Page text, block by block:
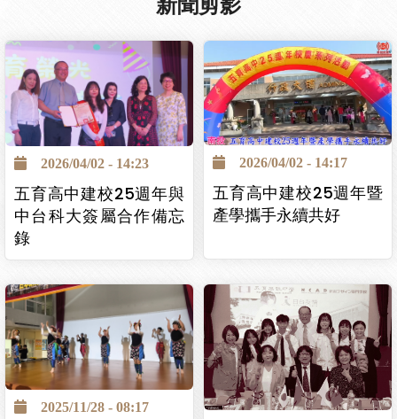
2026/04/02 - 14:23
五育高中建校25週年與
中台科大簽屬合作備忘
錄
2026/04/02 - 14:17
五育高中建校25週年暨
產學攜手永續共好
2025/11/28 - 08:17